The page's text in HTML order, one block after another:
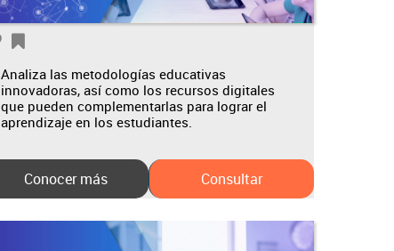
Analiza las metodologías educativas
innovadoras, así como los recursos digitales
que pueden complementarlas para lograr el
aprendizaje en los estudiantes.
Conocer más Consultar